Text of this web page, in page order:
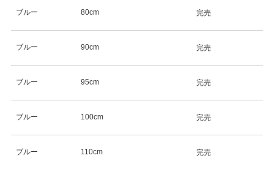
ブルー 80cm 完売
ブルー 90cm 完売
ブルー 95cm 完売
ブルー 100cm 完売
ブルー 110cm 完売